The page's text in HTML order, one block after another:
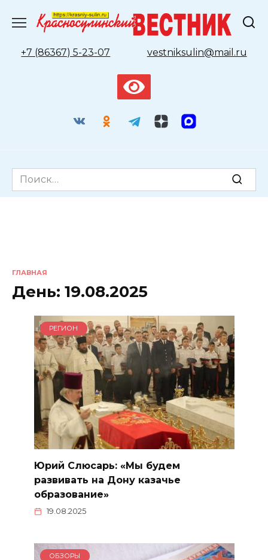
содержанию
+7 (86367) 5-23-07
vestniksulin@mail.ru
Search
for:
ГЛАВНАЯ
День: 19.08.2025
РЕГИОН
Юрий Слюсарь: «Мы будем
развивать на Дону казачье
образование»
19.08.2025
ОБЗОРЫ